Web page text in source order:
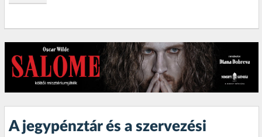
A jegypénztár és a szervezési